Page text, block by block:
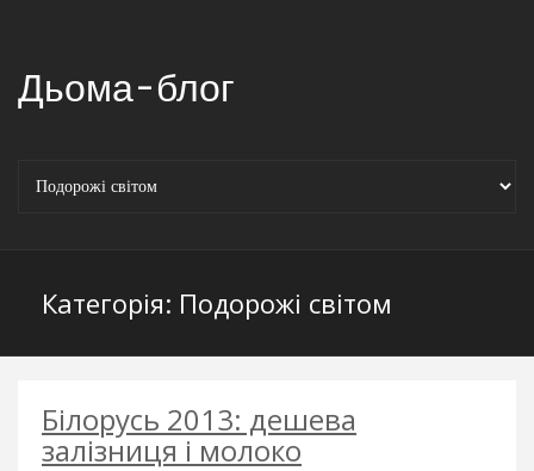
Дьома-блог
Категорія: Подорожі світом
Білорусь 2013: дешева
залізниця і молоко